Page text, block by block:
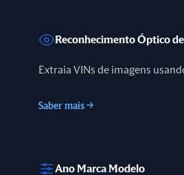
Reconhecimento Óptico
Extraia VINs de imagens
Saber mais →
Ano Marca Modelo